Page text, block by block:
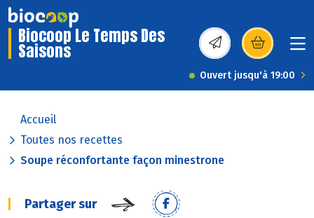
Biocoop Le Temps Des
Saisons (s’ouvre dans une
Ouvert jusqu'à 19:00
Accueil
Toutes nos recettes
Soupe réconfortante façon minestrone
Partager sur